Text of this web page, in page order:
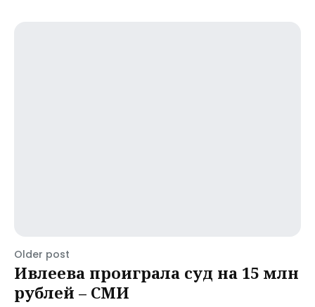
Older post
Ивлеева проиграла суд на 15 млн
рублей – СМИ